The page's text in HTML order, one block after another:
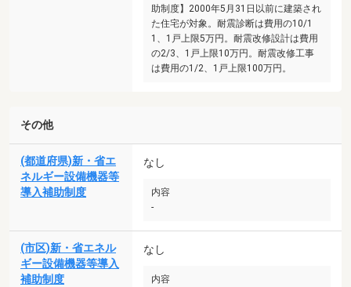
助制度】2000年5月31日以前に建築され
た住宅が対象。耐震診断は費用の10/1
1、1戸上限5万円。耐震改修設計は費用
の2/3、1戸上限10万円。耐震改修工事
は費用の1/2、1戸上限100万円。
その他
(都道府県)新・省エ
ネルギー設備機器等
導入補助制度
なし
内容
-
(市区)新・省エネル
ギー設備機器等導入
補助制度
なし
内容